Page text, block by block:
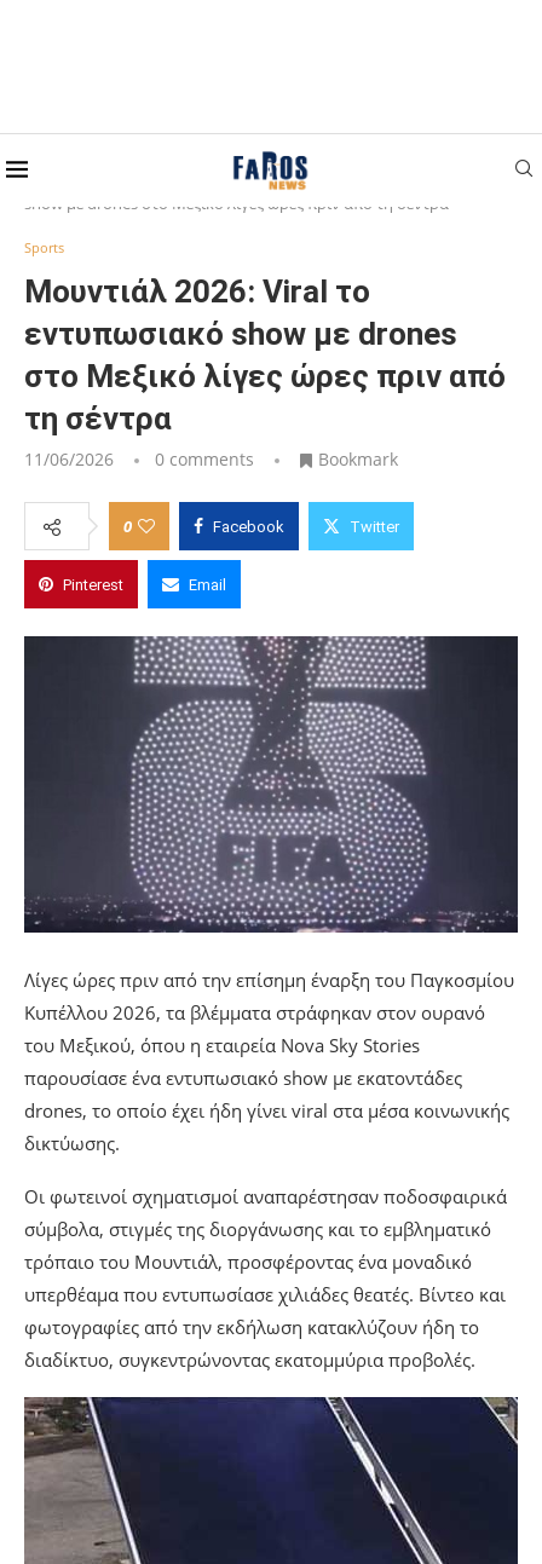
Home
Μουντιάλ 2026: Viral το εντυπωσιακό
show με drones στο Μεξικό λίγες ώρες πριν από τη σέντρα
Sports
Μουντιάλ 2026: Viral το
εντυπωσιακό show με drones
στο Μεξικό λίγες ώρες πριν από
τη σέντρα
11/06/2026 0 comments Bookmark
0 Facebook Twitter
Pinterest Email
Λίγες ώρες πριν από την επίσημη έναρξη του Παγκοσμίου
Κυπέλλου 2026, τα βλέμματα στράφηκαν στον ουρανό
του Μεξικού, όπου η εταιρεία Nova Sky Stories
παρουσίασε ένα εντυπωσιακό show με εκατοντάδες
drones, το οποίο έχει ήδη γίνει viral στα μέσα κοινωνικής
δικτύωσης.
Οι φωτεινοί σχηματισμοί αναπαρέστησαν ποδοσφαιρικά
σύμβολα, στιγμές της διοργάνωσης και το εμβληματικό
τρόπαιο του Μουντιάλ, προσφέροντας ένα μοναδικό
υπερθέαμα που εντυπωσίασε χιλιάδες θεατές. Βίντεο και
φωτογραφίες από την εκδήλωση κατακλύζουν ήδη το
διαδίκτυο, συγκεντρώνοντας εκατομμύρια προβολές.